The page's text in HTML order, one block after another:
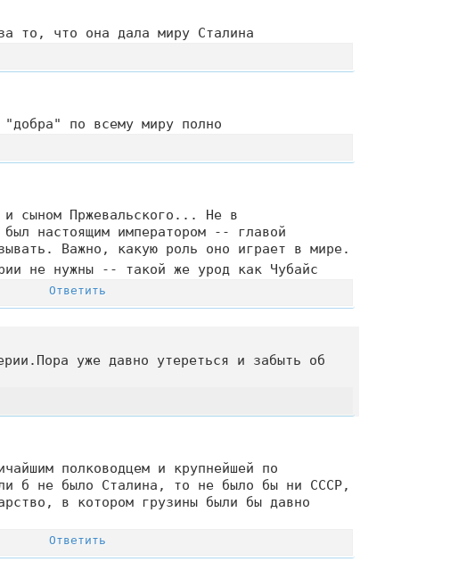
то, что она дала миру Сталина
по всему миру полно
и сыном Пржевальского... Не в
настоящим императором -- главой
Важно, какую роль оно играет в мире.
не нужны -- такой же урод как Чубайс
Ответить
уже давно утереться и забыть об
полководцем и крупнейшей по
б не было Сталина, то не было бы ни СССР,
в котором грузины были бы давно
Ответить